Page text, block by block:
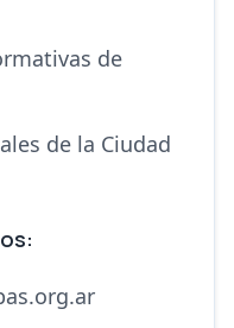
de
de la Ciudad